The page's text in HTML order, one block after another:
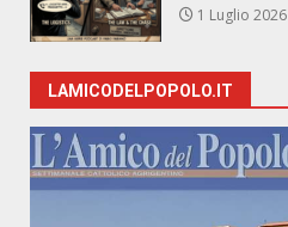
1 Luglio 2026
LAMICODELPOPOLO.IT